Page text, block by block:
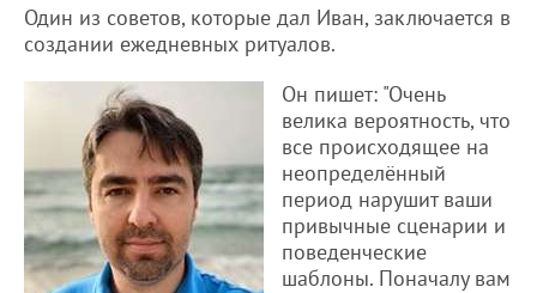
Один из советов, которые дал Иван, заключается в
создании ежедневных ритуалов.
Он пишет: "Очень
велика вероятность, что
все происходящее на
неопределённый
период нарушит ваши
привычные сценарии и
поведенческие
шаблоны. Поначалу вам